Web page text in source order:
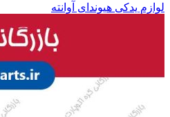
لوازم یدکی هیوندای آوانته